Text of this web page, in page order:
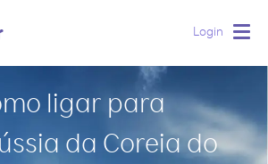
Login
ligar para
da Coreia do